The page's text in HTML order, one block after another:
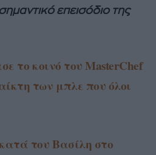
επεισόδιο της
το κοινό του MasterChef
των μπλε που όλοι
του Βασίλη στο